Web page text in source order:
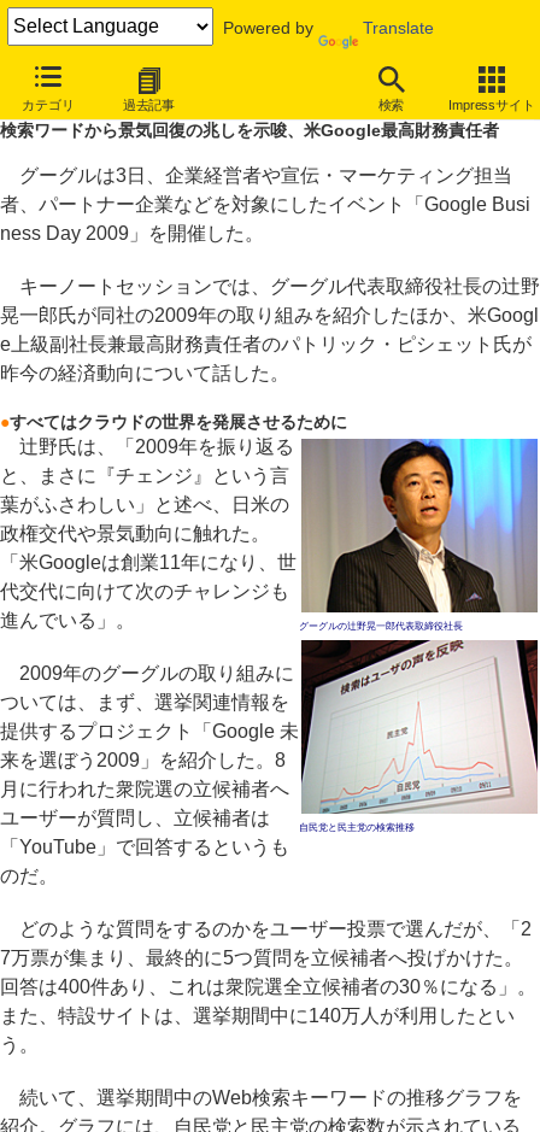
Powered by Translate
カテゴリ 過去記事 検索 Impressサイト
INTERNET Watch イベント
Google Business Day
検索ワードから景気回復の兆しを示唆、米Google最高財務責任者
グーグルは3日、企業経営者や宣伝・マーケティング担当
者、パートナー企業などを対象にしたイベント「Google Busi
ness Day 2009」を開催した。
キーノートセッションでは、グーグル代表取締役社長の辻野
晃一郎氏が同社の2009年の取り組みを紹介したほか、米Googl
e上級副社長兼最高財務責任者のパトリック・ピシェット氏が
昨今の経済動向について話した。
●すべてはクラウドの世界を発展させるために
グーグルの辻野晃一郎代表取締役社長
自民党と民主党の検索推移
辻野氏は、「2009年を振り返る
と、まさに『チェンジ』という言
葉がふさわしい」と述べ、日米の
政権交代や景気動向に触れた。
「米Googleは創業11年になり、世
代交代に向けて次のチャレンジも
進んでいる」。
2009年のグーグルの取り組みに
ついては、まず、選挙関連情報を
提供するプロジェクト「Google 未
来を選ぼう2009」を紹介した。8
月に行われた衆院選の立候補者へ
ユーザーが質問し、立候補者は
「YouTube」で回答するというも
のだ。
どのような質問をするのかをユーザー投票で選んだが、「2
7万票が集まり、最終的に5つ質問を立候補者へ投げかけた。
回答は400件あり、これは衆院選全立候補者の30％になる」。
また、特設サイトは、選挙期間中に140万人が利用したとい
う。
続いて、選挙期間中のWeb検索キーワードの推移グラフを
紹介。グラフには、自民党と民主党の検索数が示されている